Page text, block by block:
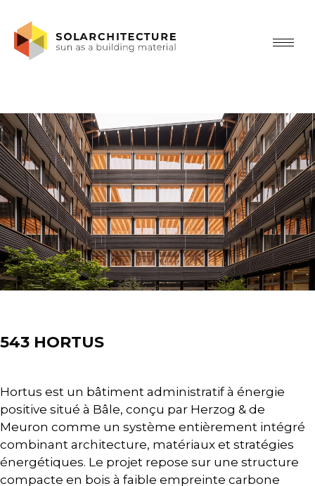
543 HORTUS
Hortus est un bâtiment administratif à énergie
positive situé à Bâle, conçu par Herzog & de
Meuron comme un système entièrement intégré
combinant architecture, matériaux et stratégies
énergétiques. Le projet repose sur une structure
compacte en bois à faible empreinte carbone